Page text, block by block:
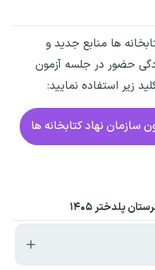
ها منابع جدید و
حضور در جلسه آزمون
زیر استفاده نمایید:
سازمان نهاد کتابخانه ها
پلدختر ۱۴۰۵